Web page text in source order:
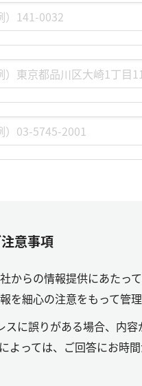
意事項
からの情報提供にあたっ
を細心の注意をもって管
スに誤りがある場合、内
よっては、ご回答にお時